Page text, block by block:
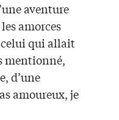
aventure
amorces
celui qui allait
mentionné,
d’une
amoureux, je